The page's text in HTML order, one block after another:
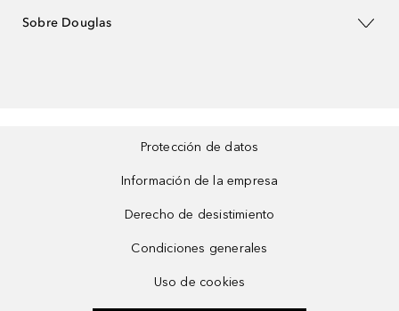
Sobre Douglas
Protección de datos
Información de la empresa
Derecho de desistimiento
Condiciones generales
Uso de cookies